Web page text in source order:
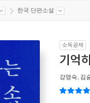
한국 단편소설
소득공제
기억
강영숙, 김